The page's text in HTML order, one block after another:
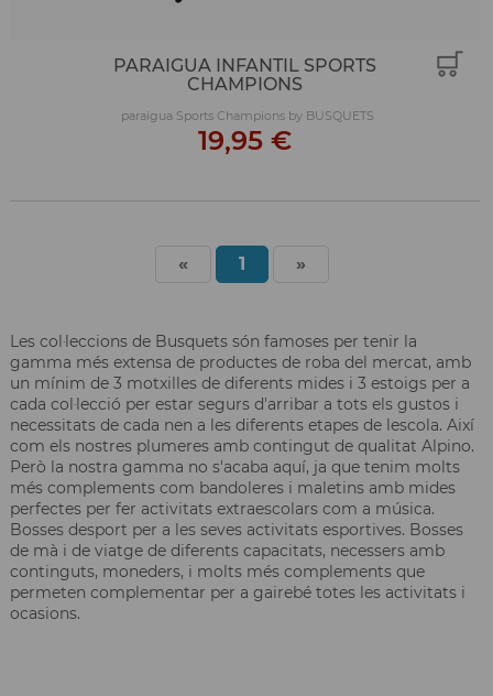
PARAIGUA INFANTIL SPORTS
CHAMPIONS
paraigua Sports Champions by BUSQUETS
19,95 €
« 1 »
Les col·leccions de Busquets són famoses per tenir la
gamma més extensa de productes de roba del mercat, amb
un mínim de 3 motxilles de diferents mides i 3 estoigs per a
cada col·lecció per estar segurs d'arribar a tots els gustos i
necessitats de cada nen a les diferents etapes de lescola. Així
com els nostres plumeres amb contingut de qualitat Alpino.
Però la nostra gamma no s'acaba aquí, ja que tenim molts
més complements com bandoleres i maletins amb mides
perfectes per fer activitats extraescolars com a música.
Bosses desport per a les seves activitats esportives. Bosses
de mà i de viatge de diferents capacitats, necessers amb
continguts, moneders, i molts més complements que
permeten complementar per a gairebé totes les activitats i
ocasions.